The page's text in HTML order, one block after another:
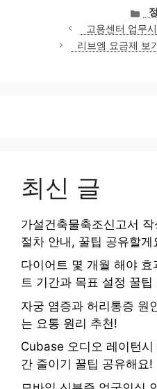
카
테
고
리
고용센터 업무
리브엠 요금제 보
최신 글
가설건축물축조신고서
절차 안내, 꿀팁 공유할게
다이어트 몇 개월 해야
트 기간과 목표 설정 꿀팁
자궁 염증과 허리통증 원
는 요통 원리 추천!
Cubase 오디오 레이턴
간 줄이기 꿀팁 공유해요!